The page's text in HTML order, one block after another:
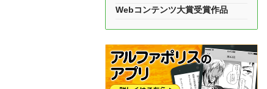
Webコンテンツ大賞受賞作品